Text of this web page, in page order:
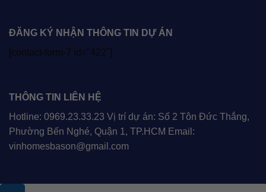
ĐĂNG KÝ NHẬN THÔNG TIN DỰ ÁN
[contact-form-7 id="422"]
THÔNG TIN LIÊN HỆ
Hotline: 0969.23.33.23 Vị trí dự án: Số 2 Tôn Đức Thắng,
Phường Bến Nghé, Quận 1, TP.HCM Email:
vinhomesbason@gmail.com